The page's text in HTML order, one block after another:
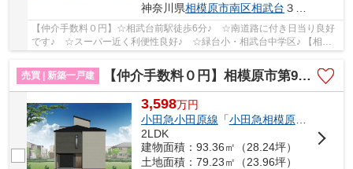
神奈川県相模原市南区相武台 ３丁目
【仲介手数料０円】☆相武台前駅徒歩6分♪ ☆南道路に付き日当り良好
です♪ ☆スーパー近く利便性良好♪ ☆緑台小・相武台中学区♪ 【相模
売買 | 新築一戸建
【仲介手数料０円】相模原市第9南区相模台 新築一戸建て
3,598万円
小田急小田原線 「小田急相模原」駅 徒歩
2LDK
建物面積：93.36㎡（28.24坪）
土地面積：79.23㎡（23.96坪）